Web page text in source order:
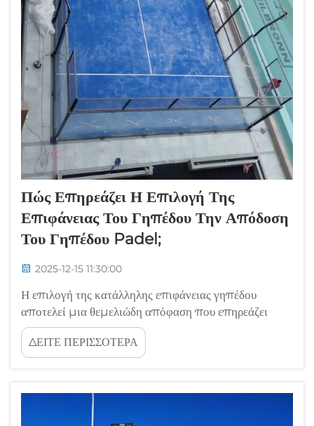
Πώς Επηρεάζει Η Επιλογή Της
Επιφάνειας Του Γηπέδου Την Απόδοση
Του Γηπέδου Padel;
2025-12-15 11:30:00
Η επιλογή της κατάλληλης επιφάνειας γηπέδου
αποτελεί μια θεμελιώδη απόφαση που επηρεάζει
σημαντικά τη συνολική απόδοση και τη διάρκεια ζωής
κάθε εγκατάστασης γηπέδου πάντελ. Οι
επαγγελματίες φορείς λειτουργίας εγκαταστάσεων, οι
ΔΕΙΤΕ ΠΕΡΙΣΣΟΤΕΡΑ